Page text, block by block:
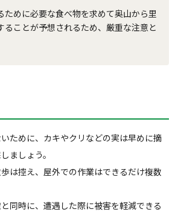
ために必要な食べ物を求めて奥山から里
ることが予想されるため、厳重な注意と
ために、カキやクリなどの実は早めに摘
ましょう。
は控え、屋外での作業はできるだけ複数
同時に、遭遇した際に被害を軽減できる